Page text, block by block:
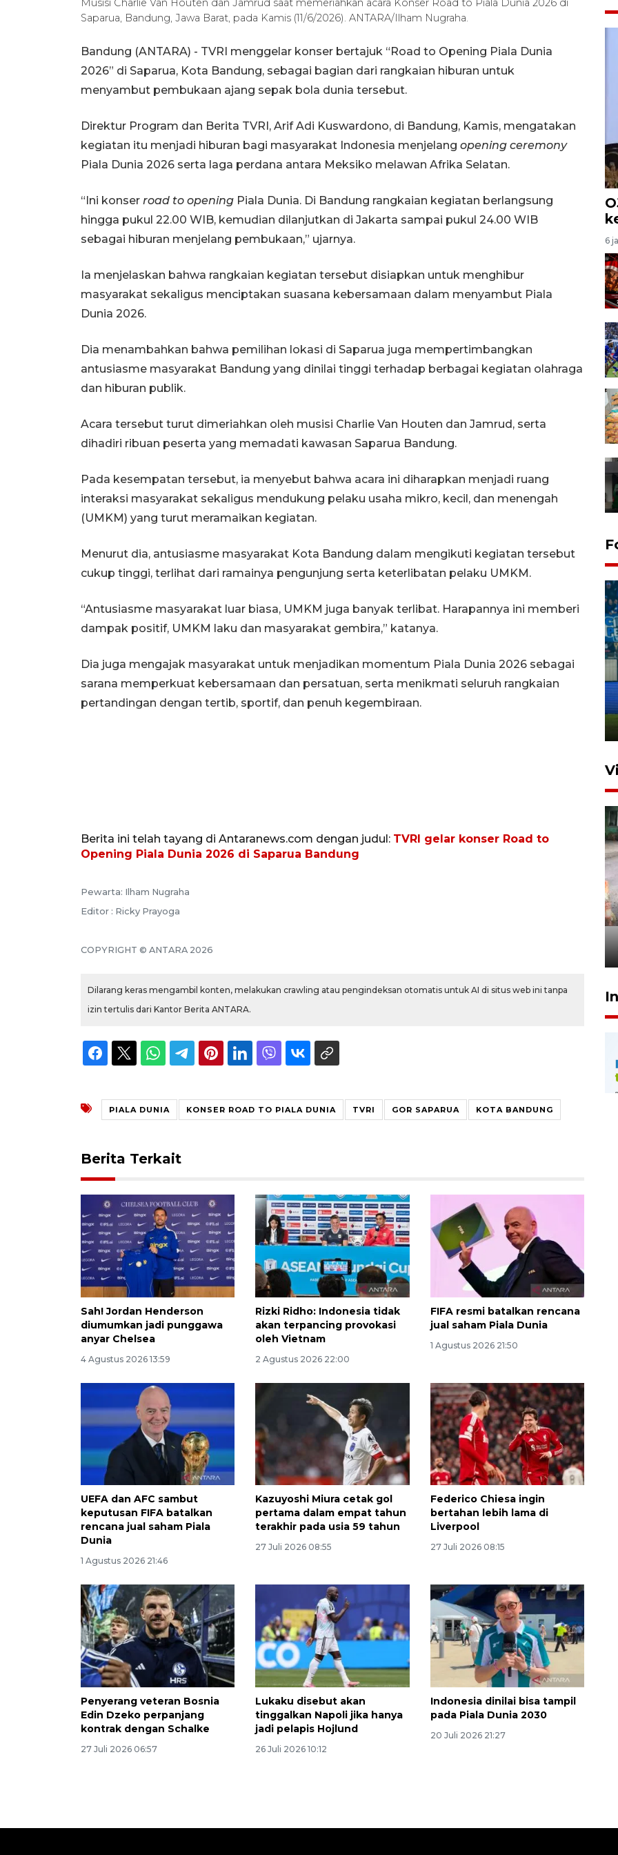
Musisi Charlie Van Houten dan Jamrud saat memeriahkan acara Konser Road to Piala Dunia 2026 di
Saparua, Bandung, Jawa Barat, pada Kamis (11/6/2026). ANTARA/Ilham Nugraha.
Bandung (ANTARA) - TVRI menggelar konser bertajuk “Road to Opening Piala Dunia
2026” di Saparua, Kota Bandung, sebagai bagian dari rangkaian hiburan untuk
menyambut pembukaan ajang sepak bola dunia tersebut.
Direktur Program dan Berita TVRI, Arif Adi Kuswardono, di Bandung, Kamis, mengatakan
kegiatan itu menjadi hiburan bagi masyarakat Indonesia menjelang opening ceremony
Piala Dunia 2026 serta laga perdana antara Meksiko melawan Afrika Selatan.
“Ini konser road to opening Piala Dunia. Di Bandung rangkaian kegiatan berlangsung
hingga pukul 22.00 WIB, kemudian dilanjutkan di Jakarta sampai pukul 24.00 WIB
sebagai hiburan menjelang pembukaan,” ujarnya.
Ia menjelaskan bahwa rangkaian kegiatan tersebut disiapkan untuk menghibur
masyarakat sekaligus menciptakan suasana kebersamaan dalam menyambut Piala
Dunia 2026.
Dia menambahkan bahwa pemilihan lokasi di Saparua juga mempertimbangkan
antusiasme masyarakat Bandung yang dinilai tinggi terhadap berbagai kegiatan olahraga
dan hiburan publik.
Acara tersebut turut dimeriahkan oleh musisi Charlie Van Houten dan Jamrud, serta
dihadiri ribuan peserta yang memadati kawasan Saparua Bandung.
Pada kesempatan tersebut, ia menyebut bahwa acara ini diharapkan menjadi ruang
interaksi masyarakat sekaligus mendukung pelaku usaha mikro, kecil, dan menengah
(UMKM) yang turut meramaikan kegiatan.
Menurut dia, antusiasme masyarakat Kota Bandung dalam mengikuti kegiatan tersebut
cukup tinggi, terlihat dari ramainya pengunjung serta keterlibatan pelaku UMKM.
“Antusiasme masyarakat luar biasa, UMKM juga banyak terlibat. Harapannya ini memberi
dampak positif, UMKM laku dan masyarakat gembira,” katanya.
Dia juga mengajak masyarakat untuk menjadikan momentum Piala Dunia 2026 sebagai
sarana memperkuat kebersamaan dan persatuan, serta menikmati seluruh rangkaian
pertandingan dengan tertib, sportif, dan penuh kegembiraan.
Berita ini telah tayang di Antaranews.com dengan judul: TVRI gelar konser Road to
Opening Piala Dunia 2026 di Saparua Bandung
Pewarta: Ilham Nugraha
Editor : Ricky Prayoga
COPYRIGHT © ANTARA 2026
Dilarang keras mengambil konten, melakukan crawling atau pengindeksan otomatis untuk AI di situs web ini tanpa
izin tertulis dari Kantor Berita ANTARA.
PIALA DUNIA KONSER ROAD TO PIALA DUNIA TVRI GOR SAPARUA KOTA BANDUNG
Berita Terkait
Sah! Jordan Henderson
diumumkan jadi punggawa
anyar Chelsea
4 Agustus 2026 13:59
Rizki Ridho: Indonesia tidak
akan terpancing provokasi
oleh Vietnam
2 Agustus 2026 22:00
FIFA resmi batalkan rencana
jual saham Piala Dunia
1 Agustus 2026 21:50
UEFA dan AFC sambut
keputusan FIFA batalkan
rencana jual saham Piala
Dunia
1 Agustus 2026 21:46
Kazuyoshi Miura cetak gol
pertama dalam empat tahun
terakhir pada usia 59 tahun
27 Juli 2026 08:55
Federico Chiesa ingin
bertahan lebih lama di
Liverpool
27 Juli 2026 08:15
Penyerang veteran Bosnia
Edin Dzeko perpanjang
kontrak dengan Schalke
27 Juli 2026 06:57
Lukaku disebut akan
tinggalkan Napoli jika hanya
jadi pelapis Hojlund
26 Juli 2026 10:12
Indonesia dinilai bisa tampil
pada Piala Dunia 2030
20 Juli 2026 21:27
6
Penutupan latihan bela negara
dan manajerial SPPI di
Balikpapan
Memberantas kejahatan
jalanan Jakarta
2026-08-05 18:00:00